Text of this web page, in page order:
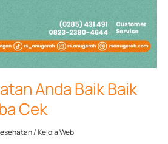
Anda Baik Baik
Cek
/Kelola Web